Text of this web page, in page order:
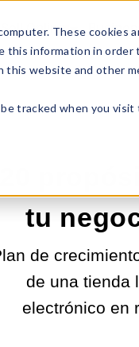
These
this information in
website and other
tracked when you
Sell Online
20
tu
de
de una tienda
electrónico en